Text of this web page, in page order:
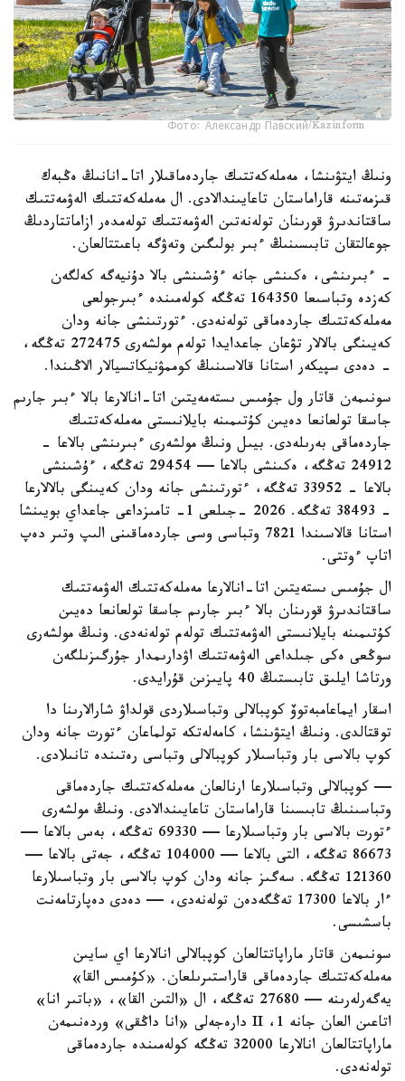
Фото: Александр Павский/Kazinform
ونىڭ ايتۋىنشا، مەملەكەتتىك جاردەماقىلار اتا-انانىڭ ەڭبەك
قىزمەتىنە قاراماستان تاعايىندالادى. ال مەملەكەتتىك الەۋمەتتىك
ساقتاندىرۋ قورىنان تولەنەتىن الەۋمەتتىك تولەمدەر ازاماتتاردىڭ
جوعالتقان تابىسىنىڭ ءبىر بولىگىن وتەۋگە باعىتتالعان.
- ءبىرىنشى، ەكىنشى جانە ءۇشىنشى بالا دۇنيەگە كەلگەن
كەزدە وتباسىعا 164350 تەڭگە كولەمىندە ءبىرجولعى
مەملەكەتتىك جاردەماقى تولەنەدى. ءتورتىنشى جانە ودان
كەيىنگى بالالار تۋعان جاعدايدا تولەم مولشەرى 272475 تەڭگە،
- دەدى سپيكەر استانا قالاسىنىڭ كوممۋنيكاتسيالار الاڭىندا.
سونىمەن قاتار ول جۇمىس ىستەمەيتىن اتا-انالارعا بالا ءبىر جارىم
جاسقا تولعانعا دەيىن كۇتىمىنە بايلانىستى مەملەكەتتىك
جاردەماقى بەرىلەدى. بيىل ونىڭ مولشەرى ءبىرىنشى بالاعا -
24912 تەڭگە، ەكىنشى بالاعا — 29454 تەڭگە، ءۇشىنشى
بالاعا - 33952 تەڭگە، ءتورتىنشى جانە ودان كەيىنگى بالالارعا
- 38493 تەڭگە. 2026 -جىلعى 1- تامىزداعى جاعداي بويىنشا
استانا قالاسىندا 7821 وتباسى وسى جاردەماقىنى الىپ وتىر دەپ
اتاپ ءوتتى.
ال جۇمىس ىستەيتىن اتا-انالارعا مەملەكەتتىك الەۋمەتتىك
ساقتاندىرۋ قورىنان بالا ءبىر جارىم جاسقا تولعانعا دەيىن
كۇتىمىنە بايلانىستى الەۋمەتتىك تولەم تولەنەدى. ونىڭ مولشەرى
سوڭعى ەكى جىلداعى الەۋمەتتىك اۋدارىمدار جۇرگىزىلگەن
ورتاشا ايلىق تابىستىڭ 40 پايىزىن قۇرايدى.
اسقار ايماعامبەتوۆ كوپبالالى وتباسىلاردى قولداۋ شارالارىنا دا
توقتالدى. ونىڭ ايتۋىنشا، كامەلەتكە تولماعان ءتورت جانە ودان
كوپ بالاسى بار وتباسىلار كوپبالالى وتباسى رەتىندە تانىلادى.
— كوپبالالى وتباسىلارعا ارنالعان مەملەكەتتىك جاردەماقى
وتباسىنىڭ تابىسىنا قاراماستان تاعايىندالادى. ونىڭ مولشەرى
ءتورت بالاسى بار وتباسىلارعا — 69330 تەڭگە، بەس بالاعا —
86673 تەڭگە، التى بالاعا — 104000 تەڭگە، جەتى بالاعا —
121360 تەڭگە. سەگىز جانە ودان كوپ بالاسى بار وتباسىلارعا
ءار بالاعا 17300 تەڭگەدەن تولەنەدى، — دەدى دەپارتامەنت
باسشىسى.
سونىمەن قاتار ماراپاتتالعان كوپبالالى انالارعا اي سايىن
مەملەكەتتىك جاردەماقى قاراستىرىلعان. «كۇمىس القا»
يەگەرلەرىنە — 27680 تەڭگە، ال «التىن القا»، «باتىر انا»
اتاعىن العان جانە 1، II دارەجەلى «انا داڭقى» وردەنىمەن
ماراپاتتالعان انالارعا 32000 تەڭگە كولەمىندە جاردەماقى
تولەنەدى.